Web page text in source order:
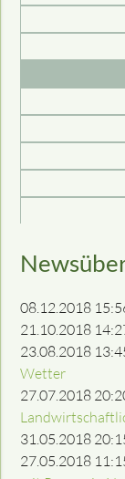
08.12.2018
21.10.2018
23.08.2018
Wetter
27.07.2018
31.05.2018
27.05.2018